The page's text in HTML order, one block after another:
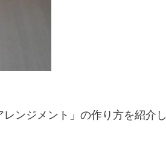
ンジメント」の作り方を紹介し